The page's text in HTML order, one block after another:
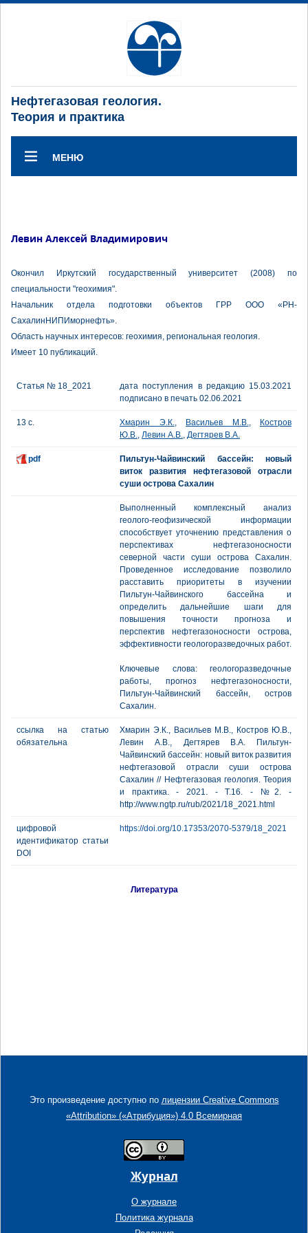
Нефтегазовая геология.
Теория и практика
МЕНЮ
Левин Алексей Владимирович
Окончил Иркутский государственный университет (2008) по
специальности "геохимия".
Начальник отдела подготовки объектов ГРР ООО «РН-
СахалинНИПИморнефть».
Область научных интересов: геохимия, региональная геология.
Имеет 10 публикаций.
Статья № 18_2021
дата поступления в редакцию 15.03.2021
подписано в печать 02.06.2021
13 с. Хмарин Э.К., Васильев М.В.,
Костров
Ю.В., Левин А.В., Дегтярев В.А.
pdf
Пильтун-Чайвинский бассейн: новый
виток развития нефтегазовой отрасли
суши острова Сахалин
Выполненный комплексный анализ
геолого-геофизической информации
способствует уточнению представления о
перспективах нефтегазоносности
северной части суши острова Сахалин.
Проведенное исследование позволило
расставить приоритеты в изучении
Пильтун-Чайвинского бассейна и
определить дальнейшие шаги для
повышения точности прогноза и
перспектив нефтегазоносности острова,
эффективности геологоразведочных работ.
Ключевые слова: геологоразведочные
работы, прогноз нефтегазоносности,
Пильтун-Чайвинский бассейн, остров
Сахалин.
ссылка на статью
обязательна
Хмарин Э.К., Васильев М.В., Костров Ю.В.,
Левин А.В., Дегтярев В.А. Пильтун-
Чайвинский бассейн: новый виток развития
нефтегазовой отрасли суши острова
Сахалин // Нефтегазовая геология. Теория
и практика. - 2021. - Т.16. - №2. -
http://www.ngtp.ru/rub/2021/18_2021.html
цифровой
идентификатор статьи
DOI
https://doi.org/10.17353/2070-5379/18_2021
Литература
Это произведение доступно по лицензии Creative Commons
«Attribution» («Атрибуция») 4.0 Всемирная
Журнал
О журнале
Политика журнала